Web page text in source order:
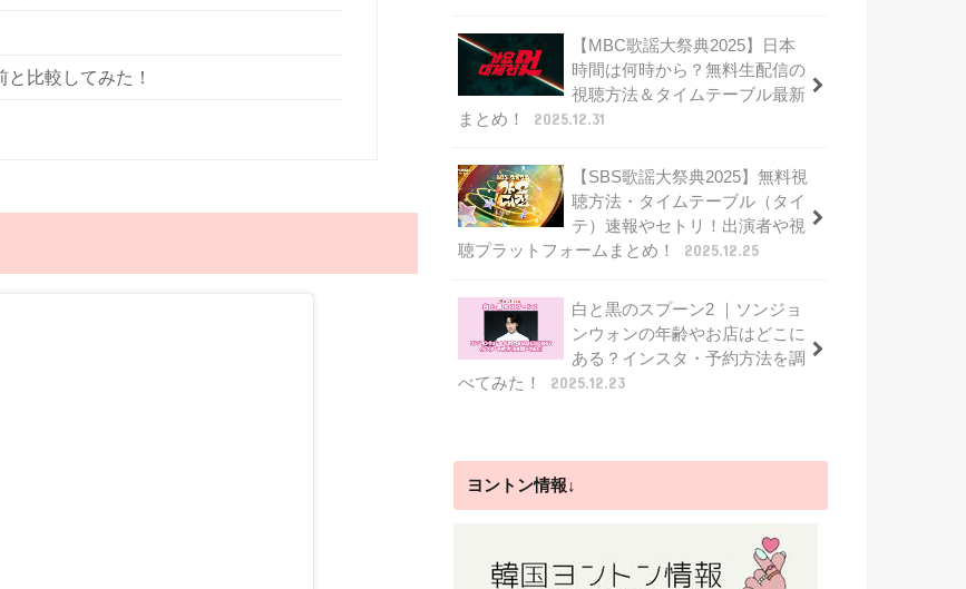
比較してみた！
【MBC歌謡大祭典2025】日本
時間は何時から？無料生配信の
視聴方法＆タイムテーブル最新
まとめ！
2025.12.31
【SBS歌謡大祭典2025】無料視
聴方法・タイムテーブル（タイ
テ）速報やセトリ！出演者や視
聴プラットフォームまとめ！
2025.12.25
白と黒のスプーン2 ｜ソンジョ
ンウォンの年齢やお店はどこに
ある？インスタ・予約方法を調
べてみた！
2025.12.23
ヨントン情報↓